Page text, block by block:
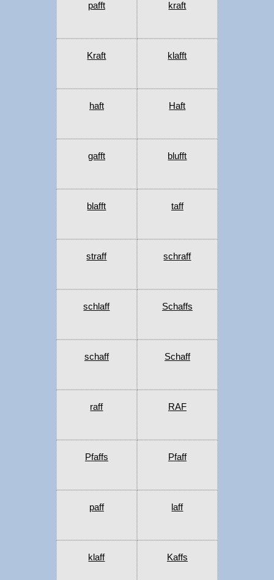
pafft kraft
Kraft klafft
haft Haft
gafft blufft
blafft taff
straff schraff
schlaff Schaffs
schaff Schaff
raff RAF
Pfaffs Pfaff
paff laff
klaff Kaffs